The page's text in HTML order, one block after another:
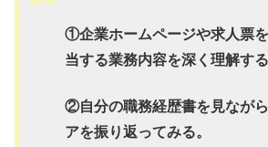
①企業ホームページや求人票
当する業務内容を深く理解する
②自分の職務経歴書を見なが
アを振り返ってみる。